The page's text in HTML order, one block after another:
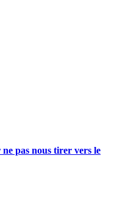
pas nous tirer vers le